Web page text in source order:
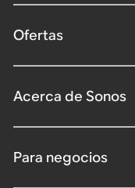
Ofertas
Acerca de Sonos
Para negocios